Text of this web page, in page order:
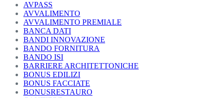
AVPASS
AVVALIMENTO
AVVALIMENTO PREMIALE
BANCA DATI
BANDI INNOVAZIONE
BANDO FORNITURA
BANDO ISI
BARRIERE ARCHITETTONICHE
BONUS EDILIZI
BONUS FACCIATE
BONUSRESTAURO